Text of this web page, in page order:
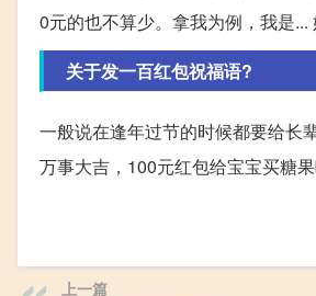
0元的也不算少。拿我为例，我是...
关于发一百红包祝福语?
一般说在逢年过节的时候都要给长
万事大吉，100元红包给宝宝买糖
上一篇